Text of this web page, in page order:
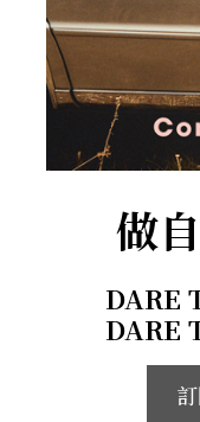
做
DARE
DARE